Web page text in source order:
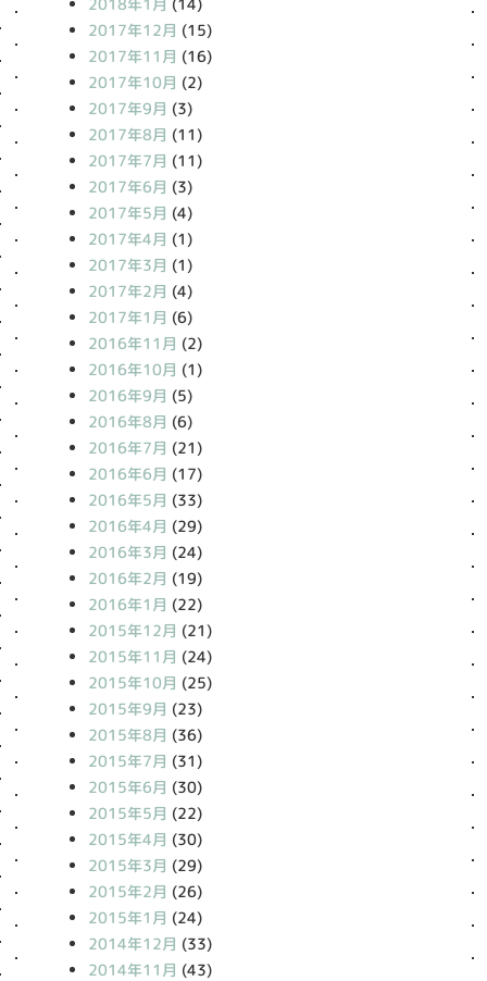
2017年12月 (15)
2017年11月 (16)
2017年10月 (2)
2017年9月 (3)
2017年8月 (11)
2017年7月 (11)
2017年6月 (3)
2017年5月 (4)
2017年4月 (1)
2017年3月 (1)
2017年2月 (4)
2017年1月 (6)
2016年11月 (2)
2016年10月 (1)
2016年9月 (5)
2016年8月 (6)
2016年7月 (21)
2016年6月 (17)
2016年5月 (33)
2016年4月 (29)
2016年3月 (24)
2016年2月 (19)
2016年1月 (22)
2015年12月 (21)
2015年11月 (24)
2015年10月 (25)
2015年9月 (23)
2015年8月 (36)
2015年7月 (31)
2015年6月 (30)
2015年5月 (22)
2015年4月 (30)
2015年3月 (29)
2015年2月 (26)
2015年1月 (24)
2014年12月 (33)
2014年11月 (43)